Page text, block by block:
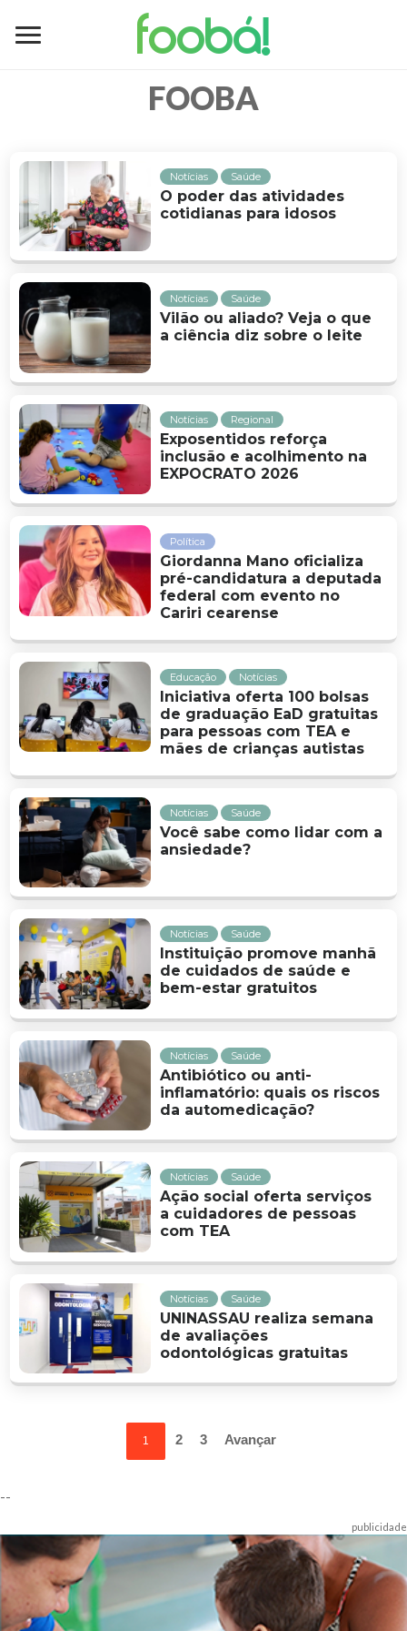
foobá!
FOOBA
Notícias Saúde
O poder das atividades
cotidianas para idosos
Notícias Saúde
Vilão ou aliado? Veja o que
a ciência diz sobre o leite
Notícias Regional
Exposentidos reforça
inclusão e acolhimento na
EXPOCRATO 2026
Política
Giordanna Mano oficializa
pré-candidatura a deputada
federal com evento no
Cariri cearense
Educação Notícias
Iniciativa oferta 100 bolsas
de graduação EaD gratuitas
para pessoas com TEA e
mães de crianças autistas
Notícias Saúde
Você sabe como lidar com a
ansiedade?
Notícias Saúde
Instituição promove manhã
de cuidados de saúde e
bem-estar gratuitos
Notícias Saúde
Antibiótico ou anti-
inflamatório: quais os riscos
da automedicação?
Notícias Saúde
Ação social oferta serviços
a cuidadores de pessoas
com TEA
Notícias Saúde
UNINASSAU realiza semana
de avaliações
odontológicas gratuitas
1 2 3 Avançar
--
publicidade